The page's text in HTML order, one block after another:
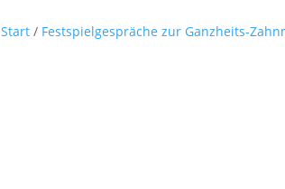
Start/ Festspielgespräche zur Ganzheits-